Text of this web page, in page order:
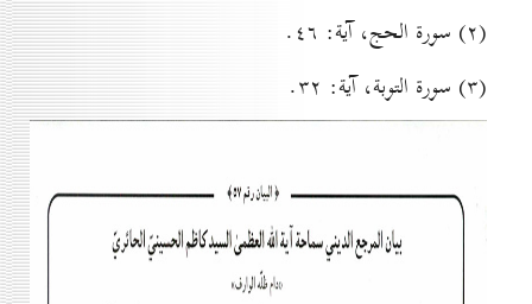
(۲) سورة الحج، آية: ٤٦.
(۳) سورة التوبة، آية: ۳۲.